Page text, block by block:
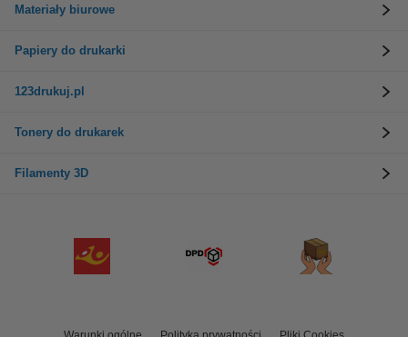
Materiały biurowe
Papiery do drukarki
123drukuj.pl
Tonery do drukarek
Filamenty 3D